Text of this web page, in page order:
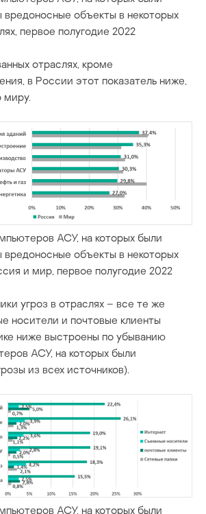
вредоносные объекты в некоторых
первое полугодие 2022
отраслях, кроме
в России этот показатель ниже,
миру.
АСУ, на которых были
вредоносные объекты в некоторых
и мир, первое полугодие 2022
угроз в отраслях – все те же
носители и почтовые клиенты
ниже выстроены по убыванию
АСУ, на которых были
из всех источников).
АСУ, на которых были